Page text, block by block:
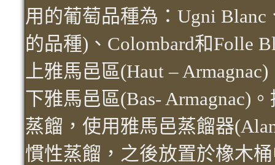
用的葡萄品種為：Ugni Blanc
的品種)、Colombard和Folle
上雅馬邑區(Haut –
下雅馬邑區(Bas- Armagnac)
蒸餾，使用雅馬邑蒸餾器
慣性蒸餾，之後放置於橡木